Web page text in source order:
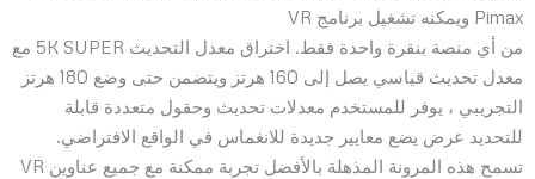
Pimax ويمكنه تشغيل برنامج VR
من أي منصة بنقرة واحدة فقط. اختراق معدل التحديث 5K SUPER مع
معدل تحديث قياسي يصل إلى 160 هرتز ويتضمن حتى وضع 180 هرتز
التجريبي ، يوفر للمستخدم معدلات تحديث وحقول متعددة قابلة
للتحديد عرض يضع معايير جديدة للانغماس في الواقع الافتراضي.
تسمح هذه المرونة المذهلة بالأفضل تجربة ممكنة مع جميع عناوين VR